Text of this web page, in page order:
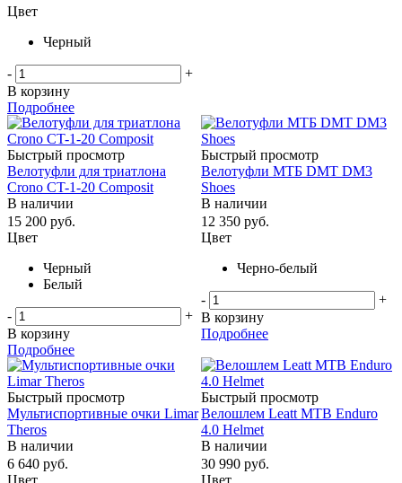
Цвет
Черный
-
+
В корзину
Подробнее
Быстрый просмотр
Велотуфли для триатлона
Crono CT-1-20 Composit
В наличии
15 200 руб.
Цвет
Черный
Белый
-
+
В корзину
Подробнее
Быстрый просмотр
Велотуфли МТБ DMT DM3
Shoes
В наличии
12 350 руб.
Цвет
Черно-белый
-
+
В корзину
Подробнее
Быстрый просмотр
Мультиспортивные очки Limar
Theros
В наличии
6 640 руб.
Цвет
Быстрый просмотр
Велошлем Leatt MTB Enduro
4.0 Helmet
В наличии
30 990 руб.
Цвет